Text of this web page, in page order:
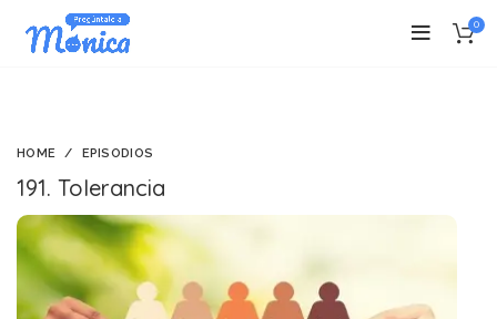
0
HOME EPISODIOS
191. Tolerancia